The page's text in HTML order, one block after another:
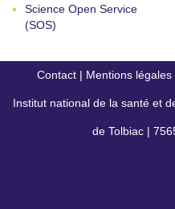
Science Open Service
(SOS)
Contact | Mentions légales
Institut national de la santé et
de Tolbiac |